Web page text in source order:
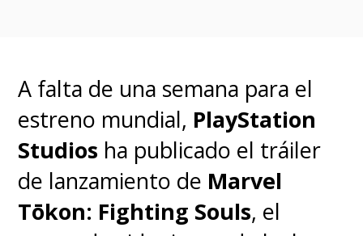
como inspiración.
DesdeThe Hollywood Reporter
indicaron queel estudio aún
tiene meses para planificar
los siguientes pasos de su
A falta de una semana para el
estreno mundial, PlayStation
Studios ha publicado el tráiler
de lanzamiento de Marvel
Tōkon: Fighting Souls, el